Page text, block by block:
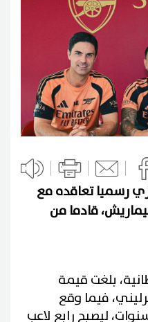
رسميا تعاقده مع
قادما من
بلغت قيمة
إسترليني، فيما وقع
ليصبح رابع لاعب